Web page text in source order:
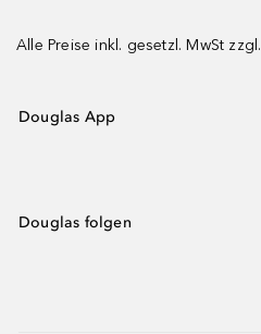
Alle Preise inkl. gesetzl. MwSt zzgl.
Douglas App
Douglas folgen